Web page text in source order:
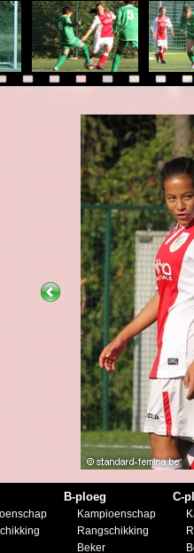
B-ploeg
Kampioenschap
Rangschikking
Beker
C-